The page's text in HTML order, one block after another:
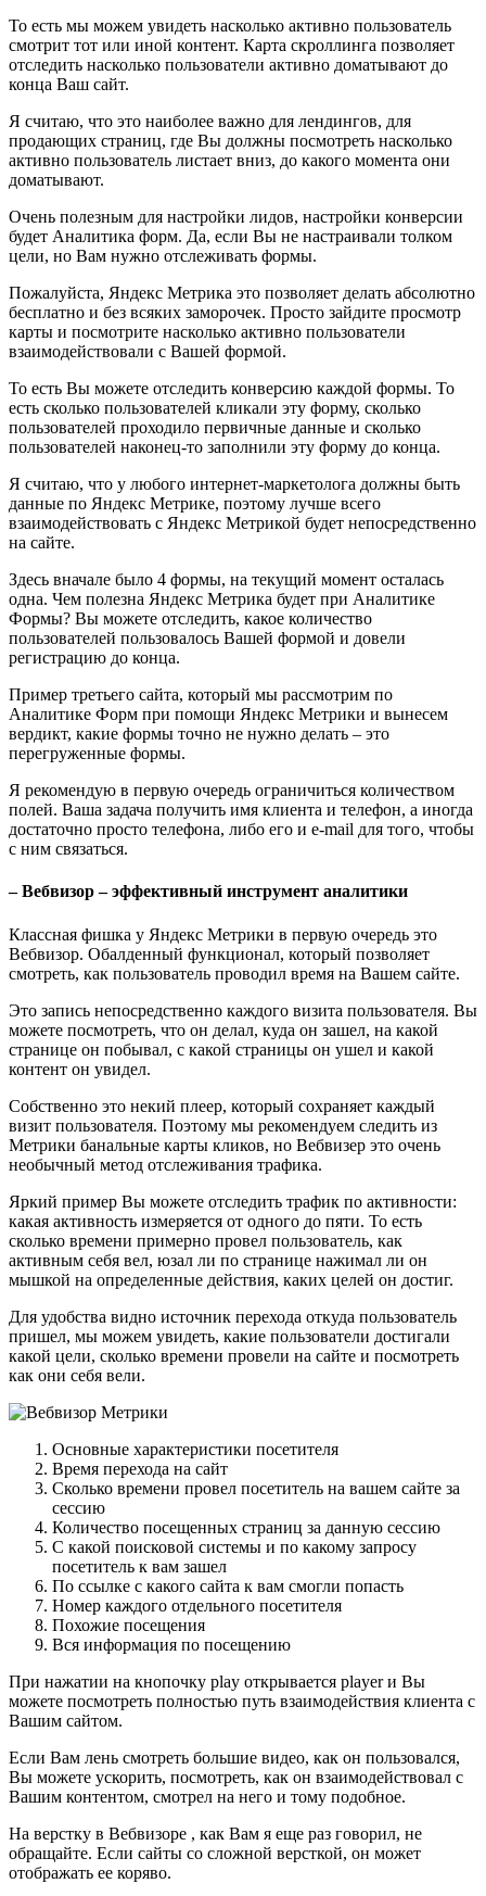
То есть мы можем увидеть насколько активно пользователь
смотрит тот или иной контент. Карта скроллинга позволяет
отследить насколько пользователи активно доматывают до
конца Ваш сайт.
Я считаю, что это наиболее важно для лендингов, для
продающих страниц, где Вы должны посмотреть насколько
активно пользователь листает вниз, до какого момента они
доматывают.
Очень полезным для настройки лидов, настройки конверсии
будет Аналитика форм. Да, если Вы не настраивали толком
цели, но Вам нужно отслеживать формы.
Пожалуйста, Яндекс Метрика это позволяет делать абсолютно
бесплатно и без всяких заморочек. Просто зайдите просмотр
карты и посмотрите насколько активно пользователи
взаимодействовали с Вашей формой.
То есть Вы можете отследить конверсию каждой формы. То
есть сколько пользователей кликали эту форму, сколько
пользователей проходило первичные данные и сколько
пользователей наконец-то заполнили эту форму до конца.
Я считаю, что у любого интернет-маркетолога должны быть
данные по Яндекс Метрике, поэтому лучше всего
взаимодействовать с Яндекс Метрикой будет непосредственно
на сайте.
Здесь вначале было 4 формы, на текущий момент осталась
одна. Чем полезна Яндекс Метрика будет при Аналитике
Формы? Вы можете отследить, какое количество
пользователей пользовалось Вашей формой и довели
регистрацию до конца.
Пример третьего сайта, который мы рассмотрим по
Аналитике Форм при помощи Яндекс Метрики и вынесем
вердикт, какие формы точно не нужно делать – это
перегруженные формы.
Я рекомендую в первую очередь ограничиться количеством
полей. Ваша задача получить имя клиента и телефон, а иногда
достаточно просто телефона, либо его и e-mail для того, чтобы
с ним связаться.
– Вебвизор – эффективный инструмент аналитики
Классная фишка у Яндекс Метрики в первую очередь это
Вебвизор. Обалденный функционал, который позволяет
смотреть, как пользователь проводил время на Вашем сайте.
Это запись непосредственно каждого визита пользователя. Вы
можете посмотреть, что он делал, куда он зашел, на какой
странице он побывал, с какой страницы он ушел и какой
контент он увидел.
Собственно это некий плеер, который сохраняет каждый
визит пользователя. Поэтому мы рекомендуем следить из
Метрики банальные карты кликов, но Вебвизер это очень
необычный метод отслеживания трафика.
Яркий пример Вы можете отследить трафик по активности:
какая активность измеряется от одного до пяти. То есть
сколько времени примерно провел пользователь, как
активным себя вел, юзал ли по странице нажимал ли он
мышкой на определенные действия, каких целей он достиг.
Для удобства видно источник перехода откуда пользователь
пришел, мы можем увидеть, какие пользователи достигали
какой цели, сколько времени провели на сайте и посмотреть
как они себя вели.
Основные характеристики посетителя
Время перехода на сайт
Сколько времени провел посетитель на вашем сайте за
сессию
Количество посещенных страниц за данную сессию
С какой поисковой системы и по какому запросу
посетитель к вам зашел
По ссылке с какого сайта к вам смогли попасть
Номер каждого отдельного посетителя
Похожие посещения
Вся информация по посещению
При нажатии на кнопочку play открывается player и Вы
можете посмотреть полностью путь взаимодействия клиента с
Вашим сайтом.
Если Вам лень смотреть большие видео, как он пользовался,
Вы можете ускорить, посмотреть, как он взаимодействовал с
Вашим контентом, смотрел на него и тому подобное.
На верстку в Вебвизоре , как Вам я еще раз говорил, не
обращайте. Если сайты со сложной версткой, он может
отображать ее коряво.